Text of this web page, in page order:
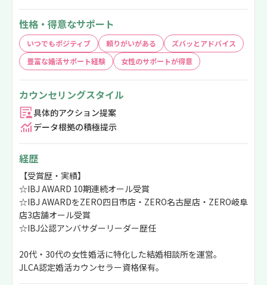
性格・得意なサポート
いつでもポジティブ 頼りがいがある
ズバッとアドバイス
豊富な婚活サポート経験
女性のサポートが得意
カウンセリングスタイル
具体的アクション提案
データ根拠の積極提示
経歴
【受賞歴・実績】
☆IBJ AWARD 10期連続オール受賞
☆IBJ AWARDをZERO四日市店・ZERO名古屋店・ZERO岐阜
店3店舗オール受賞
☆IBJ公認アンバサダーリーダー歴任
20代・30代の女性婚活に特化した結婚相談所を運営。
JLCA認定婚活カウンセラー資格保有。